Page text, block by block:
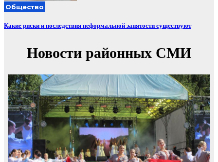
Общество
Какие риски и последствия неформальной занятости существуют